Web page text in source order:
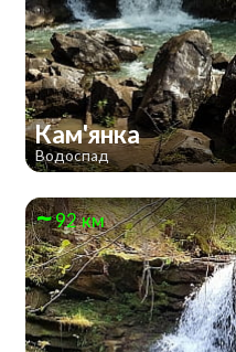
Кам'янка
Водоспад
92 км